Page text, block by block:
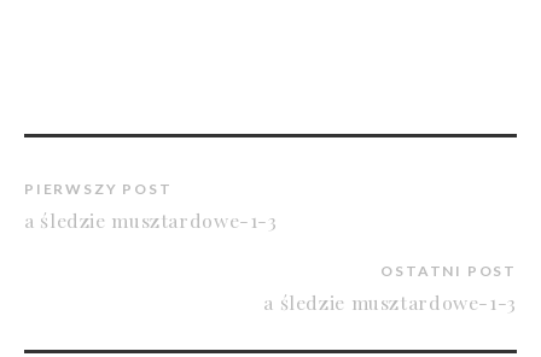
PIERWSZY POST
a śledzie musztardowe-1-3
OSTATNI POST
a śledzie musztardowe-1-3